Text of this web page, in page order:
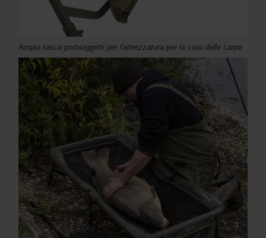
Ampia tasca portaoggetti per l'attrezzatura per la cura delle carpe